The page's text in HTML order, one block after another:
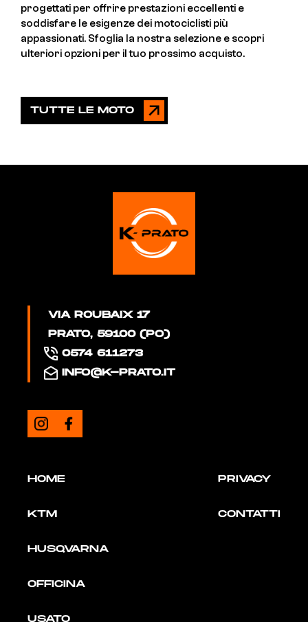
progettati per offrire prestazioni eccellenti e
soddisfare le esigenze dei motociclisti più
appassionati. Sfoglia la nostra selezione e scopri
ulteriori opzioni per il tuo prossimo acquisto.
TUTTE LE MOTO
HOME
KTM
HUSQVARNA
OFFICINA
USATO
PRIVACY
CONTATTI
VIA ROUBAIX 17
PRATO, 59100 (PO)
0574 611273
INFO@K-PRATO.IT